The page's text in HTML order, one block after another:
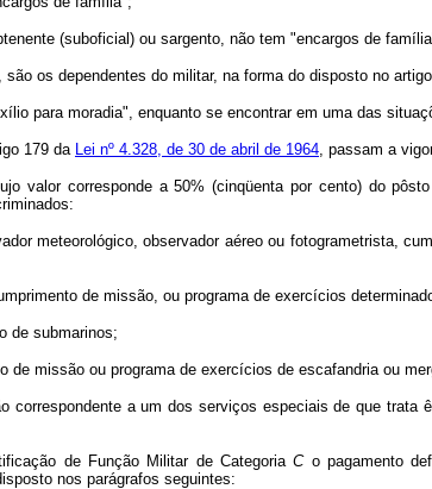
(suboficial) ou sargento, não tem "encargos de
os dependentes do militar, na forma do disposto no
para moradia", enquanto se encontrar em uma das
179 da Lei nº 4.328, de 30 de abril de 1964, passam a
valor corresponde a 50% (cinqüenta por cento) do
meteorológico, observador aéreo ou fotogrametrista,
de missão, ou programa de exercícios
de submarinos;
missão ou programa de exercícios de escafandria ou
correspondente a um dos serviços especiais de que
de Função Militar de CategoriaCo pagamento
nos parágrafos seguintes: